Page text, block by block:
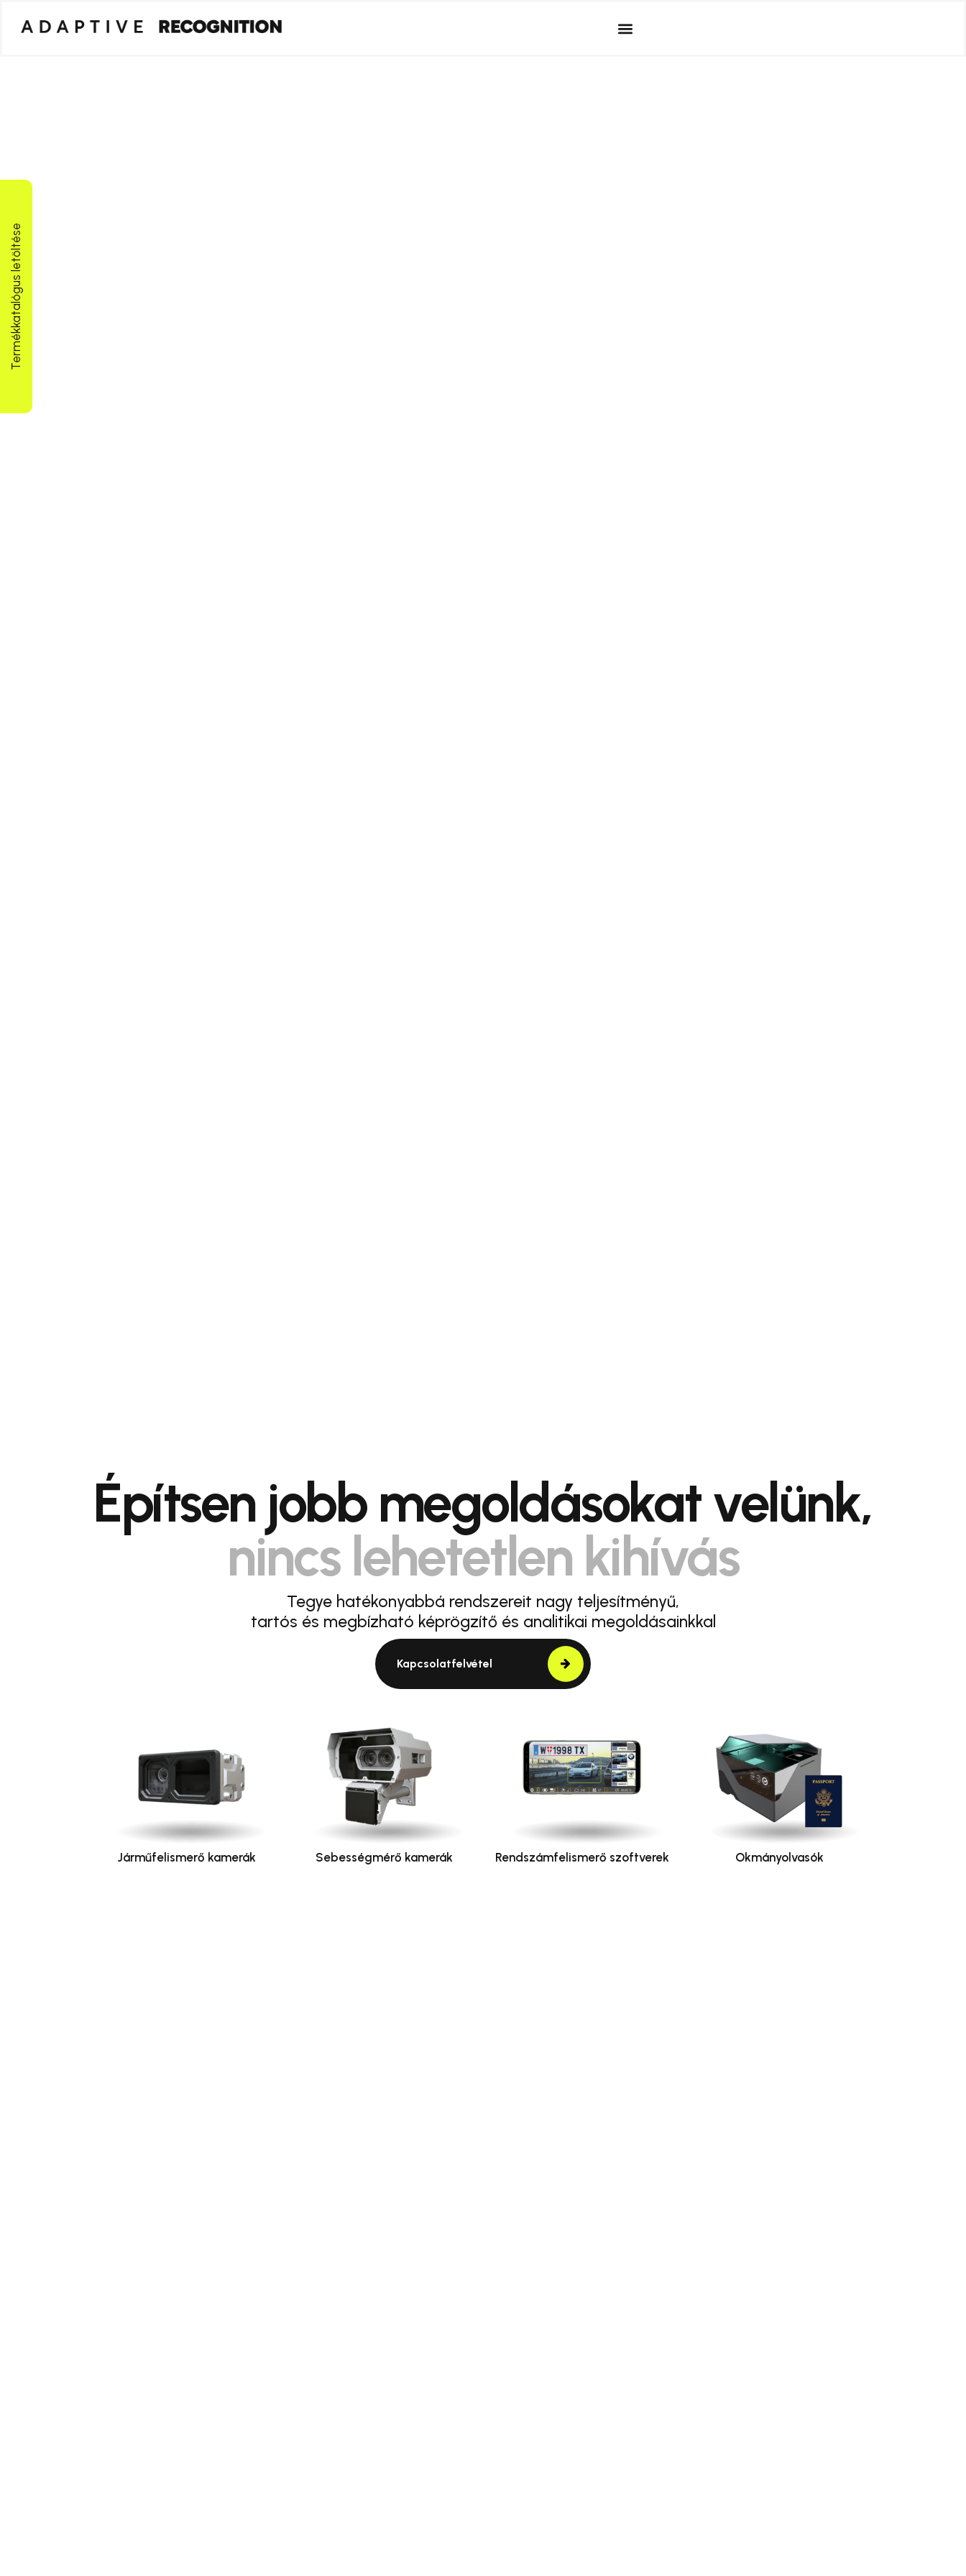
Építsen jobb megoldásokat velünk,
nincs lehetetlen kihívás
Tegye hatékonyabbá rendszereit nagy teljesítményű,
tartós és megbízható képrögzítő és analitikai megoldásainkkal
Kapcsolatfelvétel
Járműfelismerő kamerák Sebességmérő kamerák Rendszámfelismerő szoftverek Okmányolvasók
Termékkatalógus letöltése